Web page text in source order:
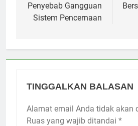
Penyebab Gangguan
Sistem Pencernaan
TINGGALKAN BALASAN
Alamat email Anda tidak akan
Ruas yang wajib ditandai *